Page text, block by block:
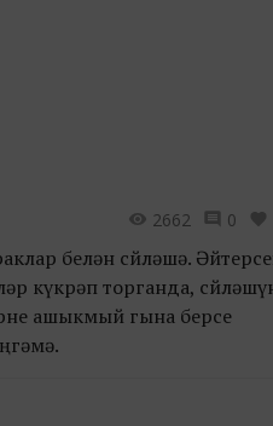
2662 0
белән сөйләшә.
күкрәп торганда,
ашыкмый гына берсе